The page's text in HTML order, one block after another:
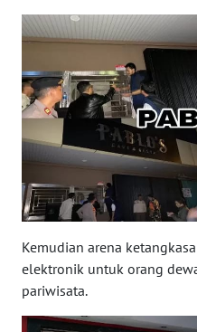
Kemudian arena
elektronik untuk orang
pariwisata.
WN
WN
SULTENG
SULBAR
BABEL
SUMBAR